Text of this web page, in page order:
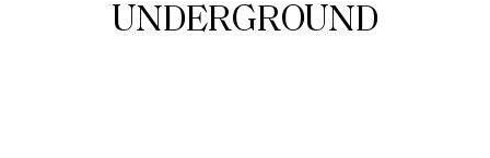
UNDERGROUND